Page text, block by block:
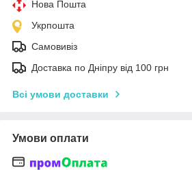
Нова Пошта
Укрпошта
Самовивіз
Доставка по Дніпру від 100 грн
Всі умови доставки
Умови оплати